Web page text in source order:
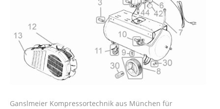
Ganslmeier Kompressortechnik aus München für